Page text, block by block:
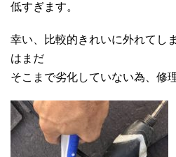
低すぎます。
幸い、比較的きれいに外れてし
はまだ
そこまで劣化していない為、修